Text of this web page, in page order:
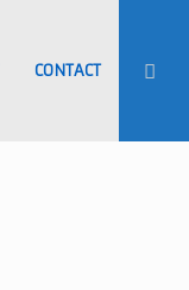
CONTACT